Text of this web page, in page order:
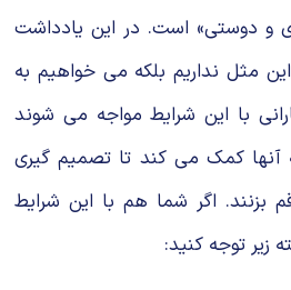
و دوستی» است. در این یادداشت
مثل نداریم بلکه می خواهیم به
با این شرایط مواجه می شوند
آنها کمک می کند تا تصمیم گیری
بزنند. اگر شما هم با این شرایط
زیر توجه کنید: